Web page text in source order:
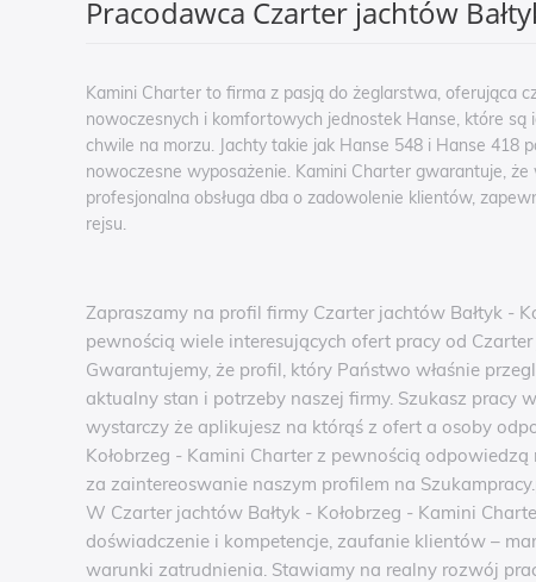
Pracodawca Czarter jachtów
Kamini Charter to firma z pasją do żeglarstwa, oferująca
nowoczesnych i komfortowych jednostek Hanse, które
chwile na morzu. Jachty takie jak Hanse 548 i Hanse 418
nowoczesne wyposażenie. Kamini Charter gwarantuje,
profesjonalna obsługa dba o zadowolenie klientów,
rejsu.
Zapraszamy na profil firmy Czarter jachtów Bałtyk -
pewnością wiele interesujących ofert pracy od
Gwarantujemy, że profil, który Państwo właśnie
aktualny stan i potrzeby naszej firmy. Szukasz pracy
wystarczy że aplikujesz na którąś z ofert a osoby
Kołobrzeg - Kamini Charter z pewnością
za zaintereoswanie naszym profilem na
W Czarter jachtów Bałtyk - Kołobrzeg - Kamini
doświadczenie i kompetencje, zaufanie klientów –
warunki zatrudnienia. Stawiamy na realny rozwój